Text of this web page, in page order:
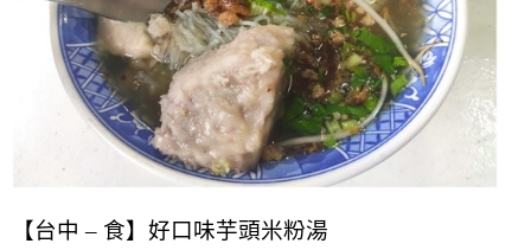
【台中 – 食】好口味芋頭米粉湯